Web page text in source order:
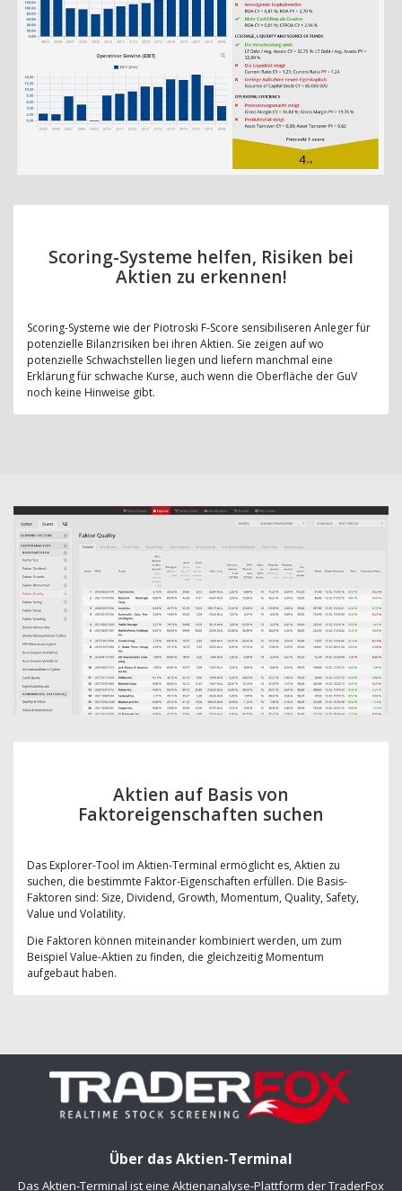
Scoring-Systeme helfen, Risiken bei
Aktien zu erkennen!
Scoring-Systeme wie der Piotroski F-Score sensibiliseren Anleger für
potenzielle Bilanzrisiken bei ihren Aktien. Sie zeigen auf wo
potenzielle Schwachstellen liegen und liefern manchmal eine
Erklärung für schwache Kurse, auch wenn die Oberfläche der GuV
noch keine Hinweise gibt.
Aktien auf Basis von
Faktoreigenschaften suchen
Das Explorer-Tool im Aktien-Terminal ermöglicht es, Aktien zu
suchen, die bestimmte Faktor-Eigenschaften erfüllen. Die Basis-
Faktoren sind: Size, Dividend, Growth, Momentum, Quality, Safety,
Value und Volatility.
Die Faktoren können miteinander kombiniert werden, um zum
Beispiel Value-Aktien zu finden, die gleichzeitig Momentum
aufgebaut haben.
Über das Aktien-Terminal
Das Aktien-Terminal ist eine Aktienanalyse-Plattform der TraderFox